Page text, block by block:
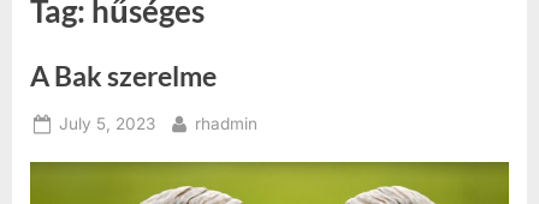
Tag: hűséges
A Bak szerelme
Posted
July 5, 2023 By
rhadmin